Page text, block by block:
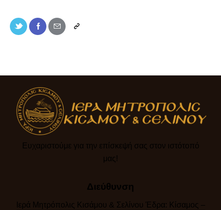
Ευχαριστούμε για την επίσκεψή σας στον ιστότοπό
μας!​
Διεύθυνση
Ιερά Μητρόπολις Κισάμου & Σελίνου Έδρα: Κίσαμος –